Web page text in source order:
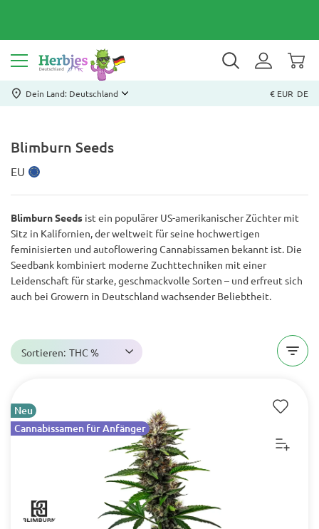
Dein Land: Deutschland € EUR DE
Blimburn Seeds
EU
Blimburn Seeds ist ein populärer US-amerikanischer Züchter mit
Sitz in Kalifornien, der weltweit für seine hochwertigen
feminisierten und autoflowering Cannabissamen bekannt ist. Die
Seedbank kombiniert moderne Zuchttechniken mit einer
Leidenschaft für starke, geschmackvolle Sorten – und erfreut sich
auch bei Growern in Deutschland wachsender Beliebtheit.
Sortieren: THC %
Neu
Cannabissamen für Anfänger